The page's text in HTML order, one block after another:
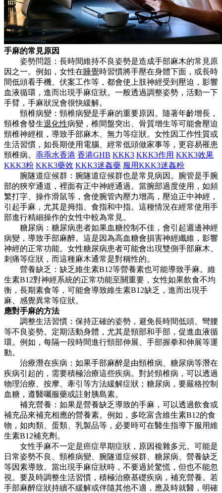
手麻的常見原因
姿勢問題：長時間維持不良姿勢是造成手部麻木的常見原
因之一。例如，女性在睡覺時習慣將手壓在身體下面，或長時
間低頭看手機、伏案工作等，都會使上肢神經受到壓迫，影響
血液循環，進而出現手麻症狀。一般透過調整姿勢，活動一下
手臂，手麻狀況會很快緩解。
頸椎病變：頸椎病變是手麻的重要原因。隨著年齡增長，
頸椎會發生退化性病變，椎間盤突出、骨質增生等可能會壓迫
頸椎神經根，導致手部麻木、無力等症狀。女性因工作性質或
生活習慣，如長期使用電腦、經常低頭做家事等，更容易罹患
頸椎病。 乖乖水香港 香港GHB KKK3 KKK3作用 KKK3效果
KKK3粉 KKK3藥效 KKK3迷姦藥 服用KKK3迷姦粉
腕隧道症候群：腕隧道症候群也是常見病因。腕管是手腕
部的狹窄通道，裡面有正中神經通過。當腕部過度使用，如頻
繁打字、操作滑鼠等，會使腕管內壓力增高，壓迫正中神經，
引起手麻，尤其是拇指、食指和中指。這種情況在經常使用手
部進行精細操作的女性中較為常見。
糖尿病：糖尿病患者如果血糖控制不佳，會引起週邊神經
病變，導致手部麻醉。這是因為高血糖會損害神經纖維，影響
神經的正常功能。女性糖尿病患者可能會出現雙側手部麻木、
刺痛等症狀，而這種麻木通常是對稱性的。
營養缺乏：缺乏維生素B12等營養素也可能導致手麻。維
生素B12對神經系統的正常功能至關重要，女性如果飲食不均
衡，長期素食等，可能會導致維生素B12缺乏，進而出現手
麻、感覺異常等症狀。
應對手麻的方法
調整生活習慣：保持正確的姿勢，避免長時間低頭、彎腰
等不良姿勢。定期活動身體，尤其是頸部和手部，促進血液循
環。例如，每隔一段時間進行頸部伸展、手部握拳和伸展等運
動。
治療潛在疾病：如果手部麻醉是由頸椎病、糖尿病等潛在
疾病引起的，需要積極治療這些疾病。對於頸椎病，可以透過
物理治療、按摩、牽引等方法緩解症狀；糖尿病，要嚴格控制
血糖，遵醫囑服藥或註射胰島素。
補充營養：如果是營養缺乏導致的手麻，可以透過飲食或
補充品來補充相應的營養素。例如，多吃富含維生素B12的食
物，如肉類、蛋類、乳製品等，必要時可在醫生指導下服用維
生素B12補充劑。
女性手麻不一定是癌症早期症狀，原因複雜多元。可能是
日常姿勢不良、頸椎病變、腕隧道症候群、糖尿病、營養缺乏
等因素導致。當出現手麻症狀時，不要過於驚慌，但也不能忽
視。要及時調整生活習慣，積極治療基礎疾病，補充營養。若
手部麻醉症狀持續不緩解或伴隨其他不適，應及時就醫，明確